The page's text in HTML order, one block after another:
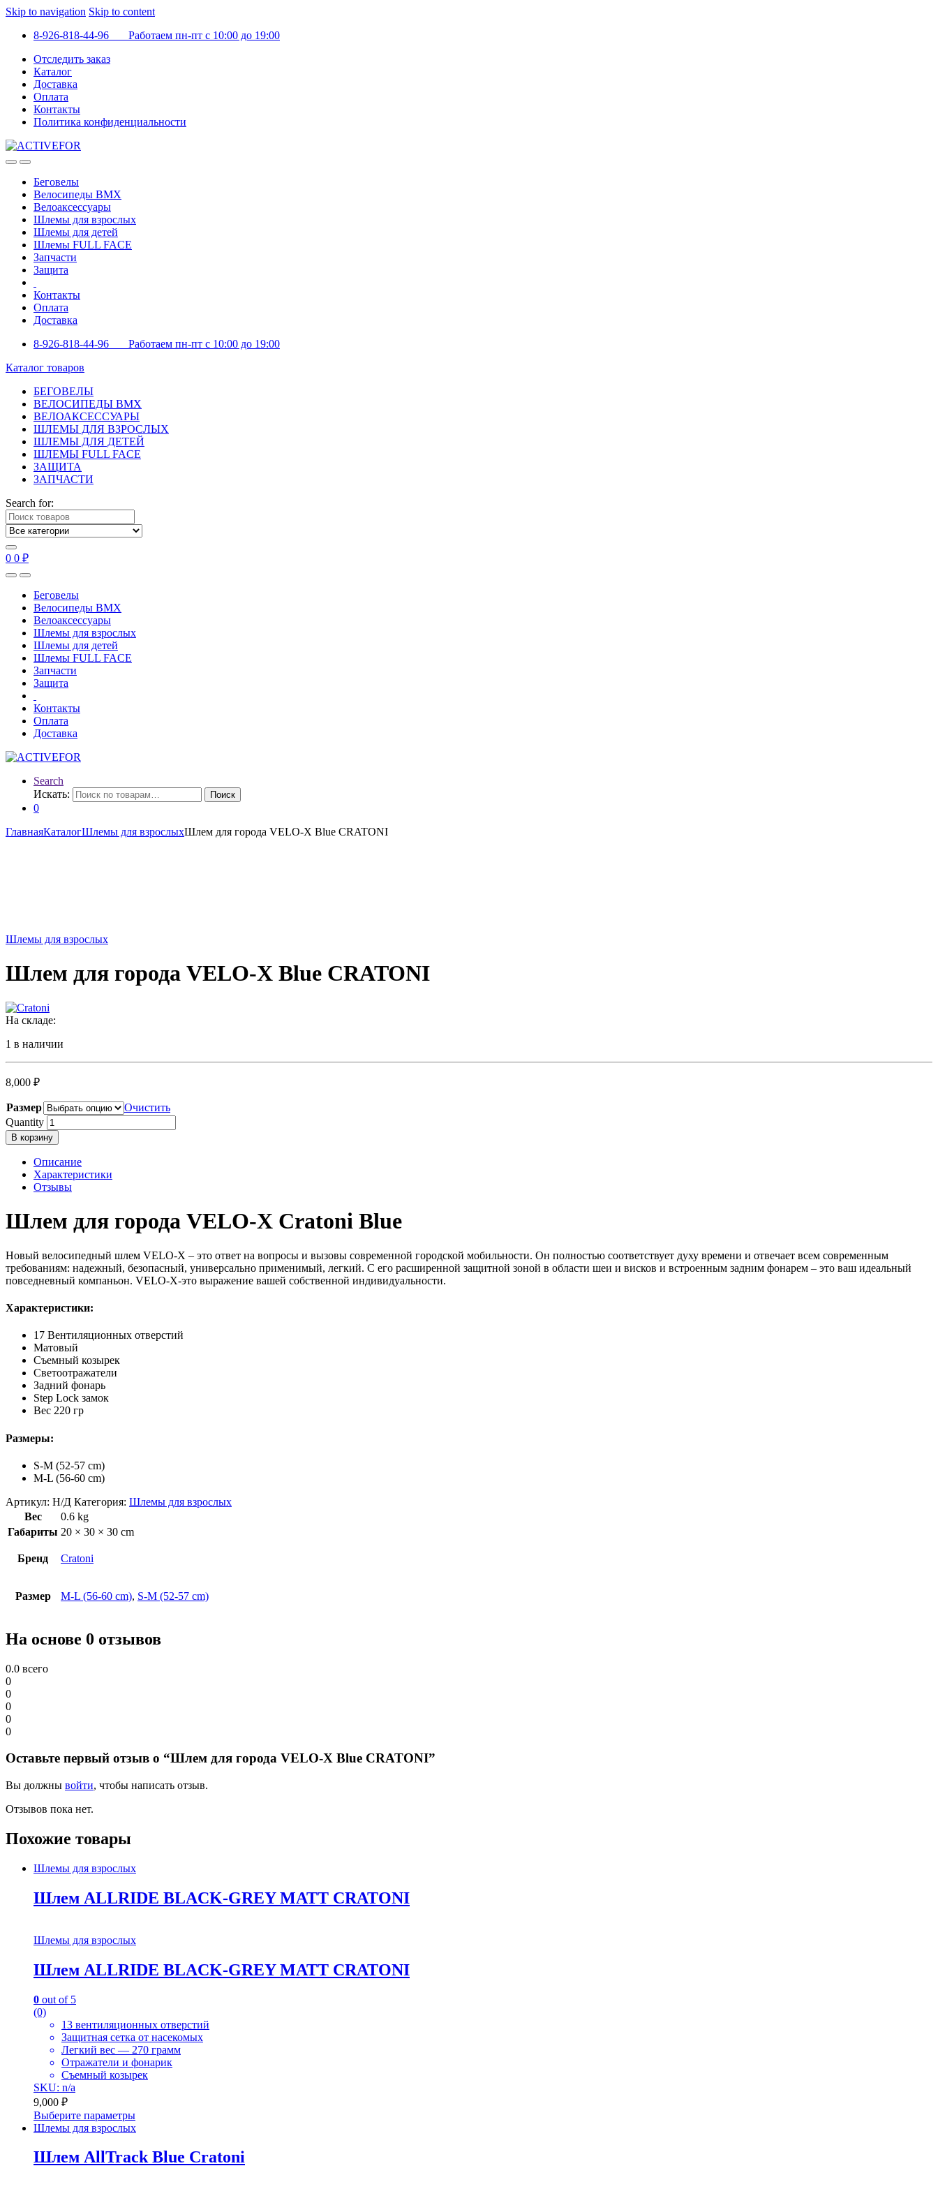
Skip to navigation Skip to content
8-926-818-44-96 Работаем пн-пт с 10:00 до 19:00
Отследить заказ
Каталог
Доставка
Оплата
Контакты
Политика конфиденциальности
Беговелы
Велосипеды BMX
Велоаксессуары
Шлемы для взрослых
Шлемы для детей
Шлемы FULL FACE
Запчасти
Защита
Контакты
Оплата
Доставка
8-926-818-44-96 Работаем пн-пт с 10:00 до 19:00
Каталог товаров
БЕГОВЕЛЫ
ВЕЛОСИПЕДЫ BMX
ВЕЛОАКСЕССУАРЫ
ШЛЕМЫ ДЛЯ ВЗРОСЛЫХ
ШЛЕМЫ ДЛЯ ДЕТЕЙ
ШЛЕМЫ FULL FACE
ЗАЩИТА
ЗАПЧАСТИ
Search for:
0 0 ₽
Беговелы
Велосипеды BMX
Велоаксессуары
Шлемы для взрослых
Шлемы для детей
Шлемы FULL FACE
Запчасти
Защита
Контакты
Оплата
Доставка
Search
Искать:
Поиск
0
ГлавнаяКаталогШлемы для взрослыхШлем для города VELO-X Blue CRATONI
Шлемы для взрослых
Шлем для города VELO-X Blue CRATONI
На складе:
1 в наличии
8,000 ₽
Размер
Очистить
Quantity
В корзину
Описание
Характеристики
Отзывы
Шлем для города VELO-X Cratoni Blue
Новый велосипедный шлем VELO-X – это ответ на вопросы и вызовы современной городской мобильности. Он полностью соответствует духу времени и отвечает всем современным
требованиям: надежный, безопасный, универсально применимый, легкий. С его расширенной защитной зоной в области шеи и висков и встроенным задним фонарем – это ваш идеальный
повседневный компаньон. VELO-X-это выражение вашей собственной индивидуальности.
Характеристики:
17 Вентиляционных отверстий
Матовый
Съемный козырек
Светоотражатели
Задний фонарь
Step Lock замок
Вес 220 гр
Размеры:
S-M (52-57 cm)
M-L (56-60 cm)
Артикул: Н/Д Категория: Шлемы для взрослых
Вес
0.6 kg
Габариты 20 × 30 × 30 cm
Бренд Cratoni
Размер M-L (56-60 cm), S-M (52-57 cm)
На основе 0 отзывов
0.0 всего
0
0
0
0
0
Оставьте первый отзыв о “Шлем для города VELO-X Blue CRATONI”
Вы должны войти, чтобы написать отзыв.
Отзывов пока нет.
Похожие товары
Шлемы для взрослых
Шлем ALLRIDE BLACK-GREY MATT CRATONI
Шлемы для взрослых
Шлем ALLRIDE BLACK-GREY MATT CRATONI
0 out of 5
(0)
13 вентиляционных отверстий
Защитная сетка от насекомых
Легкий вес — 270 грамм
Отражатели и фонарик
Съемный козырек
SKU: n/a
9,000 ₽
Выберите параметры
Шлемы для взрослых
Шлем AllTrack Blue Cratoni